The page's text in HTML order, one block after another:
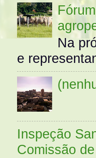
Na
e
Inspeção
Comissão